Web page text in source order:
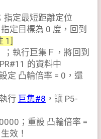
定最短距離定位
定目標為 0 度，回到
1]
執行巨集Ｆ，將回到
的資料中
定 凸輪倍率 = 0，還
行 巨集#8 ，讓 P5-
；重設 凸輪倍率 =
效！